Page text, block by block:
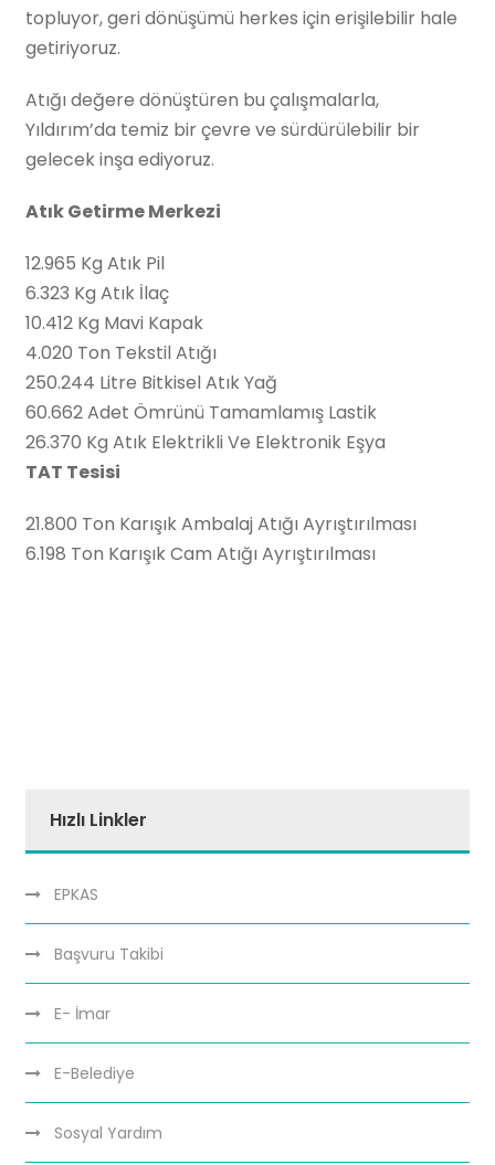
topluyor, geri dönüşümü herkes için erişilebilir hale
getiriyoruz.
Atığı değere dönüştüren bu çalışmalarla,
Yıldırım’da temiz bir çevre ve sürdürülebilir bir
gelecek inşa ediyoruz.
Atık Getirme Merkezi
12.965 Kg Atık Pil
6.323 Kg Atık İlaç
10.412 Kg Mavi Kapak
4.020 Ton Tekstil Atığı
250.244 Litre Bitkisel Atık Yağ
60.662 Adet Ömrünü Tamamlamış Lastik
26.370 Kg Atık Elektrikli Ve Elektronik Eşya
TAT Tesisi
21.800 Ton Karışık Ambalaj Atığı Ayrıştırılması
6.198 Ton Karışık Cam Atığı Ayrıştırılması
Hızlı Linkler
EPKAS
Başvuru Takibi
E- İmar
E-Belediye
Sosyal Yardım